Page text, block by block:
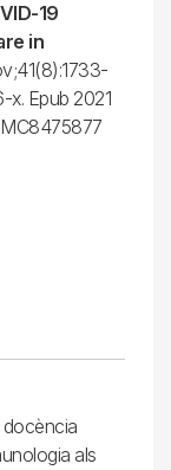
19
in
x. Epub 2021
docència
als